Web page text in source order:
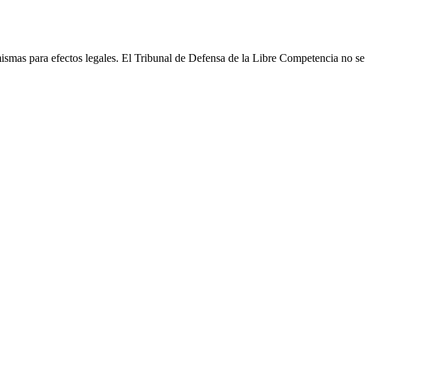
para efectos legales. El Tribunal de Defensa de la Libre Competencia no se